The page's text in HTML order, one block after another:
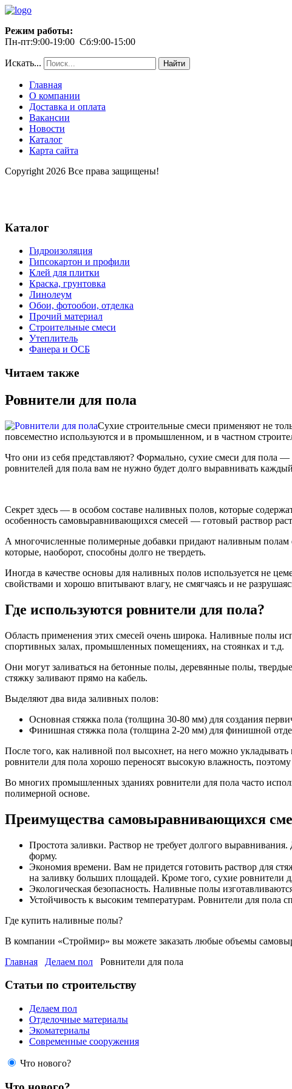
Режим работы:
Пн-пт:9:00-19:00 Сб:9:00-15:00
Искать... Найти
Главная
О компании
Доставка и оплата
Вакансии
Новости
Каталог
Карта сайта
Copyright 2026 Все права защищены!
Каталог
Гидроизоляция
Гипсокартон и профили
Клей для плитки
Краска, грунтовка
Линолеум
Обои, фотообои, отделка
Прочий материал
Строительные смеси
Утеплитель
Фанера и ОСБ
Читаем также
Ровнители для пола
Сухие строительные смеси применяют не
повсеместно используются и в промышленном, и в частном
Что они из себя представляют? Формально, сухие смеси для пола
ровнителей для пола вам не нужно будет долго выравнивать
Секрет здесь — в особом составе наливных полов, которые
особенность самовыравнивающихся смесей — готовый раствор
А многочисленные полимерные добавки придают наливным полам
которые, наоборот, способны долго не твердеть.
Иногда в качестве основы для наливных полов используется не
свойствами и хорошо впитывают влагу, не смягчаясь и не
Где используются ровнители для пола?
Область применения этих смесей очень широка. Наливные полы
спортивных залах, промышленных помещениях, на стоянках и т.д.
Они могут заливаться на бетонные полы, деревянные полы,
стяжку заливают прямо на кабель.
Выделяют два вида заливных полов:
Основная стяжка пола (толщина 30-80 мм) для создания
Финишная стяжка пола (толщина 2-20 мм) для финишной
После того, как наливной пол высохнет, на него можно
ровнители для пола хорошо переносят высокую влажность,
Во многих промышленных зданиях ровнители для пола часто
полимерной основе.
Преимущества самовыравнивающихся
Простота заливки. Раствор не требует долгого
форму.
Экономия времени. Вам не придется готовить раствор для
на заливку больших площадей. Кроме того, сухие ровнители
Экологическая безопасность. Наливные полы
Устойчивость к высоким температурам. Ровнители для пола
Где купить наливные полы?
В компании «Строймир» вы можете заказать любые объемы
Главная
Делаем пол Ровнители для пола
Статьи по строительству
Делаем пол
Отделочные материалы
Экоматериалы
Современные сооружения
Что нового?